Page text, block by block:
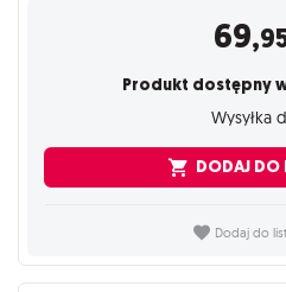
69
Produkt dostępny
Wysyłka
DODAJ DO
Dodaj do